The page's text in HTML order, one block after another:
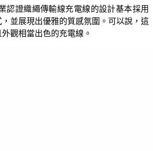
認證織繩傳輸線充電線的設計基本採用
並展現出優雅的質感氛圍。可以說，這
觀相當出色的充電線。